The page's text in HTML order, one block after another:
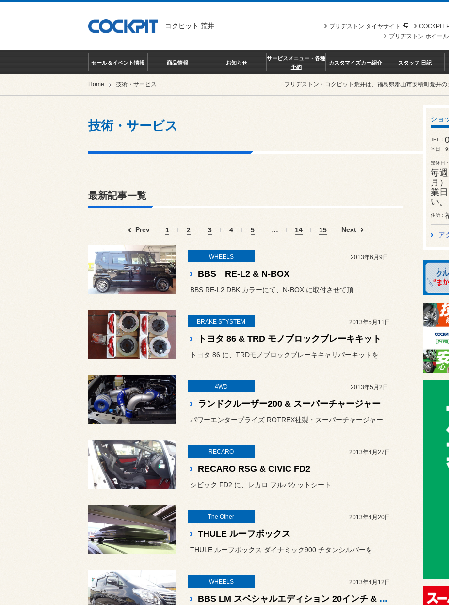
コクピット 荒井 COCKPIT
ブリヂストン タイヤサイト
ブリヂストン ホイール
セール＆イベント情報 商品情報 お知らせ
サービスメニュー・各種
予約
カスタマイズカー紹介 スタッフ 日記
Home 技術・サービス ブリヂストン・コクピット荒井は、福島県郡山市安積町荒井
技術・サービス
最新記事一覧
Prev 1 2 3 4 5 … 14 15 Next
WHEELS 2013年6月9日
BBS RE-L2 & N-BOX
BBS RE-L2 DBK カラーにて、N-BOX に取付させて頂...
BRAKE STYSTEM 2013年5月11日
トヨタ 86 & TRD モノブロックブレーキキット
トヨタ 86 に、TRDモノブロックブレーキキャリパーキットを
4WD 2013年5月2日
ランドクルーザー200 & スーパーチャージャー
RECARO 2013年4月27日
RECARO RSG & CIVIC FD2
シビック FD2 に、レカロ フルバケットシート
The Other 2013年4月20日
THULE ルーフボックス
THULE ルーフボックス ダイナミック900 チタンシルバーを
WHEELS 2013年4月12日
BBS LM スペシャルエディション 20インチ & アルファード
ショ
TEL
平日
定休日
毎
月
業
い。
住所
ア